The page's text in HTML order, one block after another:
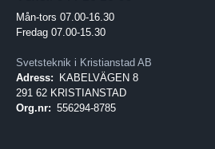
Mån-tors 07.00-16.30
Fredag 07.00-15.30
Svetsteknik i Kristianstad AB
Adress:
KABELVÄGEN 8
291 62 KRISTIANSTAD
Org.nr: 556294-8785